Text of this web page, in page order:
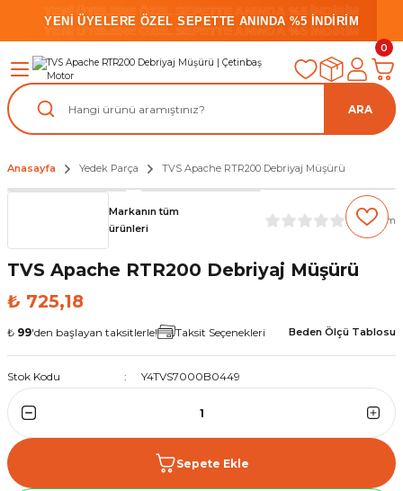
YENİ ÜYELERE ÖZEL SEPETTE ANINDA %5 İNDİRİM
YENİ ÜYELERE ÖZEL SEPETTE ANINDA %5 İNDİRİM
YENİ ÜYELERE ÖZEL SEPETTE ANINDA %5 İNDİRİM
ARA
0
Anasayfa Yedek Parça TVS Apache RTR200 Debriyaj Müşürü
Markanın tüm
ürünleri
(0) Yorum
TVS Apache RTR200 Debriyaj Müşürü
₺ 725,18
₺ 99'den başlayan taksitlerle! Taksit Seçenekleri Beden Ölçü Tablosu
Stok Kodu Y4TVS7000B0449
Sepete Ekle